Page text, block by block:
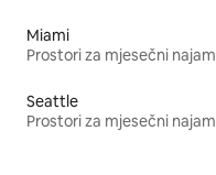
Miami
Prostori za mjesečni najam
Seattle
Prostori za mjesečni najam